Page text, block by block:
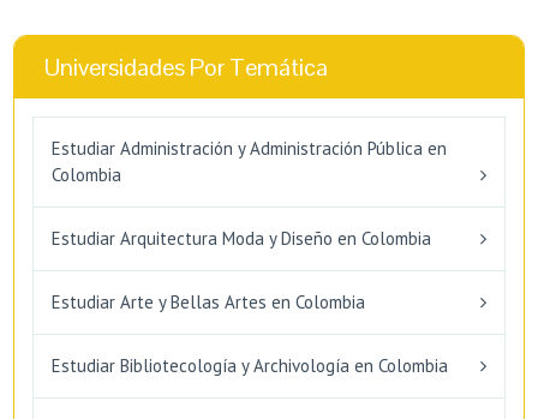
Universidades Por Temática
Estudiar Administración y Administración Pública en
Colombia
Estudiar Arquitectura Moda y Diseño en Colombia
Estudiar Arte y Bellas Artes en Colombia
Estudiar Bibliotecología y Archivología en Colombia